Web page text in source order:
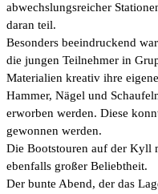
abwechslungsreicher
daran teil.
Besonders beeindruckend
die jungen Teilnehmer in
Materialien kreativ ihre
Hammer, Nägel und
erworben werden. Diese
gewonnen werden.
Die Bootstouren auf der Kyll
ebenfalls großer Beliebtheit.
Der bunte Abend, der das